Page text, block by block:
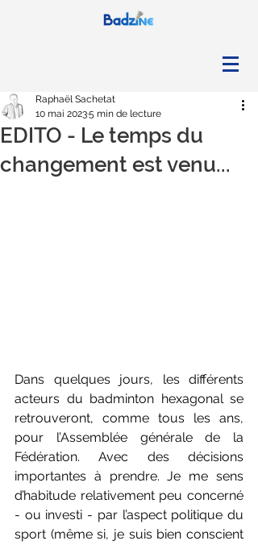
EDITO - Le temps du
changement est venu...
Raphaël Sachetat
10 mai 20235 min de lecture
Dans quelques jours, les différents
acteurs du badminton hexagonal se
retrouveront, comme tous les ans,
pour l’Assemblée générale de la
Fédération. Avec des décisions
importantes à prendre. Je me sens
d’habitude relativement peu concerné
- ou investi - par l’aspect politique du
sport (même si, je suis bien conscient